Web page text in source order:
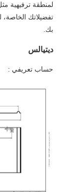
لمنطقة ترفيهية
تفضيلاتك
بك.
ديتيالس
حساب تعريفي :